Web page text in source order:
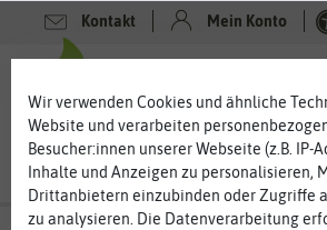
Kontakt Mein Konto
Wir verwenden Cookies und ähnliche
Website und verarbeiten
Besucher:innen unserer Webseite (z.B. IP-
Inhalte und Anzeigen zu personalisieren,
Drittanbietern einzubinden oder Zugriffe
zu analysieren. Die Datenverarbeitung